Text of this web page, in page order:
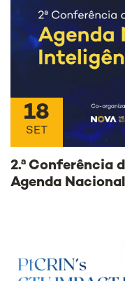
18
SET
2.ª Conferência
Agenda